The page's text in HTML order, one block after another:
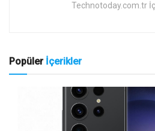
Technotoday.com.tr
Popüler İçerikler